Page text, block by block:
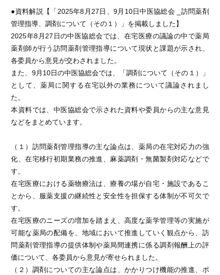
●資料解説【「2025年8月27日、9月10日中医協総会 _訪問薬剤
管理指導、調剤について（その１）」を掲載しました】
2025年8月27日の中医協総会では、在宅医療の議論の中で薬局
薬剤師が行う訪問薬剤管理指導について現状と課題が示され、
各委員から意見が交わされました。
また、9月10日の中医協総会では、「調剤について（その１）」
として、薬局に関する在宅以外の業務について議論されまし
た。
本資料では、中医協総会で示された資料や委員からの主な意見
などをまとめています。
（１）訪問薬剤管理指導の主な論点は、薬局の在宅対応力の強
化、在宅移行初期業務の推進、麻薬調剤・無菌製剤対応などで
す。
在宅医療における薬物療法は、療養の場が自宅・施設であるこ
とから、服薬支援の継続性と安全性を担保する体制が不可欠で
す。
在宅医療のニーズの増加を踏まえ、高度な薬学管理等の実施が
可能な薬局の配備を、地域において推進していく観点から、訪
問薬剤管理指導の提供体制や薬局間連携に係る調剤報酬上の評
価について、各委員から意見が寄せられました。
（２）調剤についての主な論点は、かかりつけ機能の推進、ポ